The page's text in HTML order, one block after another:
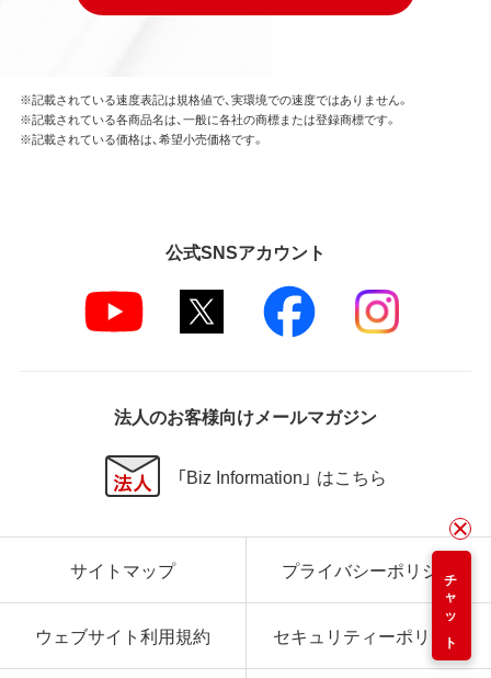
チャット
※記載されている速度表記は規格値で、実環境での速度ではありません。
※記載されている各商品名は、一般に各社の商標または登録商標です。
※記載されている価格は、希望小売価格です。
公式SNSアカウント
法人のお客様向けメールマガジン
「Biz Information」 はこちら
サイトマップ プライバシーポリシー
ウェブサイト利用規約 セキュリティーポリシー